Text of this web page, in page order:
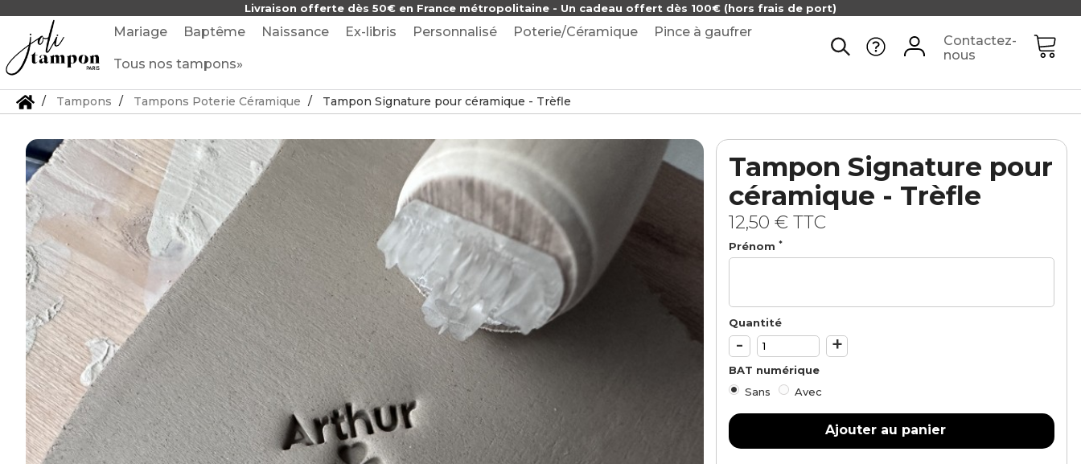
Livraison offerte dès 50€ en France métropolitaine - Un cadeau offert dès 100€ (hors frais de port)
Mariage Baptême Naissance Ex-libris Personnalisé Poterie/Céramique Pince à gaufrer
Tous nos tampons»
Contactez-
nous
Tampons Tampons Poterie Céramique Tampon Signature pour céramique - Trèfle
Tampon Signature pour
céramique - Trèfle
12,50 € TTC
Prénom*
Quantité
- +
BAT numérique
Sans
Avec
Ajouter au panier